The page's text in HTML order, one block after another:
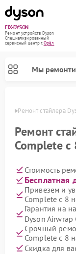
FIX-DYSON
Ремонт устройств Dyson
Специализированный
cервисный центр г.Орёл
Мы
Ремонт стайлера
Ремонт
Complete
Стоимость
Бесплатная
Привезем и
Complete с 8
Гарантия на
Dyson
Срочный
Complete с 8
Скидка для